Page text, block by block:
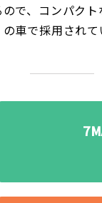
で、コンパク
車で採用されて